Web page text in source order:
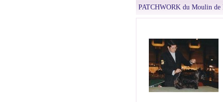
PATCHWORK du Moulin de